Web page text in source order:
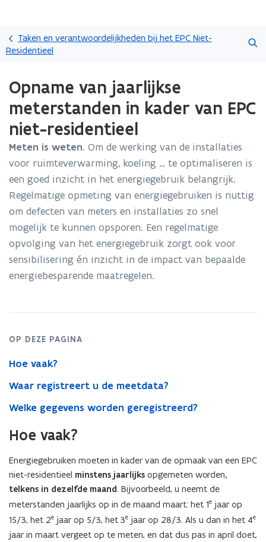
en
gaan
Taken en verantwoordelijkheden bij het EPC Niet-
Residentieel
Zoeken
met
laden.
bevindt
zich
op:
van
jaarlijkse
meterstanden
van
EPC
niet-
residentieel
Opname van jaarlijkse
meterstanden in kader van EPC
niet-residentieel
Meten is weten. Om de werking van de installaties
voor ruimteverwarming, koeling … te optimaliseren is
een goed inzicht in het energiegebruik belangrijk.
Regelmatige opmeting van energiegebruiken is nuttig
om defecten van meters en installaties zo snel
mogelijk te kunnen opsporen. Een regelmatige
opvolging van het energiegebruik zorgt ook voor
sensibilisering én inzicht in de impact van bepaalde
energiebesparende maatregelen.
OP DEZE PAGINA
Hoe vaak?
Waar registreert u de meetdata?
Welke gegevens worden geregistreerd?
Hoe vaak?
Energiegebruiken moeten in kader van de opmaak van een EPC
niet-residentieel minstens jaarlijks opgemeten worden,
telkens in dezelfde maand. Bijvoorbeeld, u neemt de
meterstanden jaarlijks op in de maand maart: het 1e jaar op
15/3, het 2e jaar op 5/3, het 3e jaar op 28/3. Als u dan in het 4e
jaar in maart vergeet op te meten, en dat dus pas in april doet,